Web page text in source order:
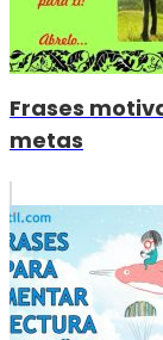
Frases
metas